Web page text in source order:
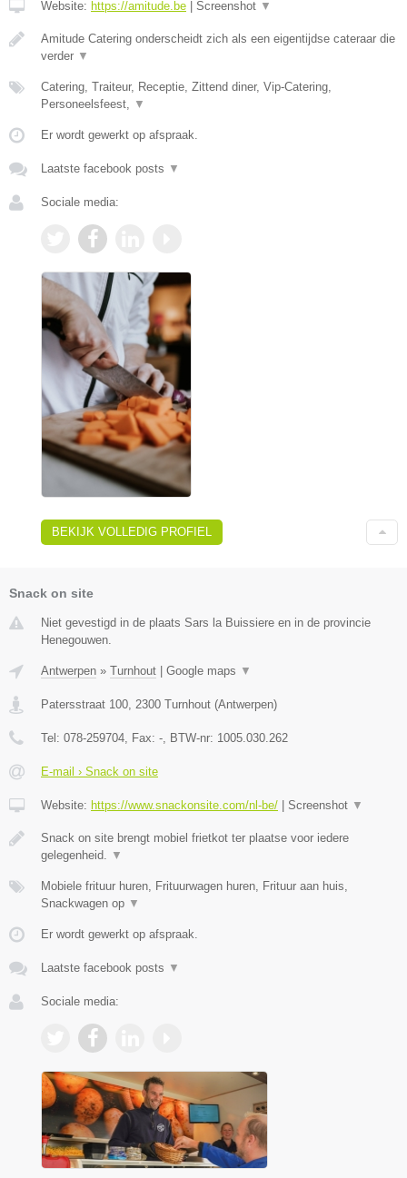
Website: https://amitude.be Screenshot ▼
Amitude Catering onderscheidt zich als een eigentijdse cateraar die
verder ▼
Catering, Traiteur, Receptie, Zittend diner, Vip-Catering,
Personeelsfeest, ▼
Er wordt gewerkt op afspraak.
Laatste facebook posts ▼
Sociale media:
BEKIJK VOLLEDIG PROFIEL
Snack on site
Niet gevestigd in de plaats Sars la Buissiere en in de provincie
Henegouwen.
Antwerpen » Turnhout Google maps ▼
Patersstraat 100, 2300 Turnhout (Antwerpen)
Tel: 078-259704, Fax: -, BTW-nr: 1005.030.262
E-mail › Snack on site
Website: https://www.snackonsite.com/nl-be/ Screenshot ▼
Snack on site brengt mobiel frietkot ter plaatse voor iedere
gelegenheid. ▼
Mobiele frituur huren, Frituurwagen huren, Frituur aan huis,
Snackwagen op ▼
Er wordt gewerkt op afspraak.
Laatste facebook posts ▼
Sociale media: